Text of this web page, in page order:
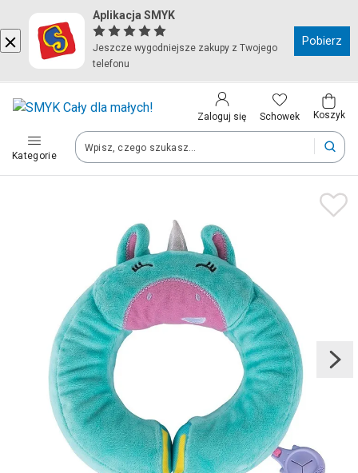
Aplikacja SMYK
Jeszcze wygodniejsze zakupy z Twojego
telefonu
Pobierz
Zaloguj się Schowek Koszyk
Kategorie
Kraj i język
Polska (Poland)
Twoje zamówienia dostarczymy na teren wybranego kraju.
Po zmianie kraju część produktów może zostać usunięta z